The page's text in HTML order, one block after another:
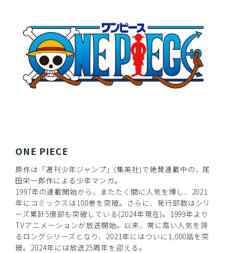
ご購入者様
購入確認済み
2026-04-10
年齢: 40代 身長:156-160cm 体重:61-65kg
サイズ感小さめ
大きめ
ストレッチ感
よく伸びる
伸びない
ご購入者様
購入確認済み
2026-02-19
年齢: 40代 身長:156-160cm
ONE PIECE
原作は「週刊少年ジャンプ」(集英社)で絶賛連載中の、尾
田栄一郎作による少年マンガ。
1997年の連載開始から、またたく間に人気を博し、2021
年にコミックスは100巻を突破。さらに、発行部数はシリ
ーズ累計5億部も突破している(2024年現在)。1999年より
TVアニメーションが放送開始。以来、常に高い人気を誇
るロングシリーズとなり、2021年にはついに1,000話を突
破。2024年には放送25周年を迎える。